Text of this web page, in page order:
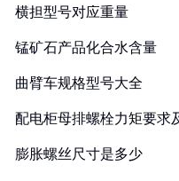
横担型号对应重量
锰矿石产品化合水含量
曲臂车规格型号大全
配电柜母排螺栓力矩要求
膨胀螺丝尺寸是多少